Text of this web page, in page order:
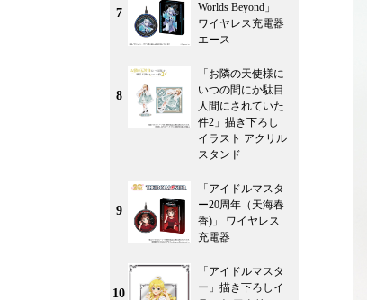
7
Worlds Beyond」
ワイヤレス充電器
エース
8
「お隣の天使様に
いつの間にか駄目
人間にされていた
件2」描き下ろし
イラスト アクリル
スタンド
9
「アイドルマスタ
ー20周年（天海春
香)」 ワイヤレス
充電器
10
「アイドルマスタ
ー」描き下ろしイ